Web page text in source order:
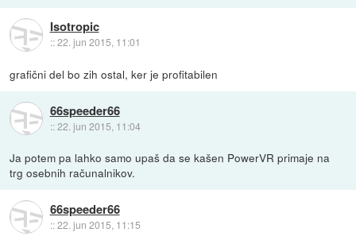
Isotropic
::22. jun 2015, 11:01
grafični del bo zih ostal, ker je profitabilen
66speeder66
::22. jun 2015, 11:04
Ja potem pa lahko samo upaš da se kašen PowerVR primaje na
trg osebnih računalnikov.
66speeder66
::22. jun 2015, 11:15